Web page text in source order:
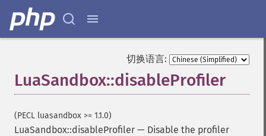
切换语言:
LuaSandbox::disableProfiler
(PECL luasandbox >= 1.1.0)
LuaSandbox::disableProfiler — Disable the profiler